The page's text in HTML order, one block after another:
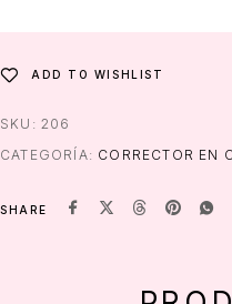
ADD TO WISHLIST
SKU: 206
CATEGORÍA: CORRECTOR EN
SHARE